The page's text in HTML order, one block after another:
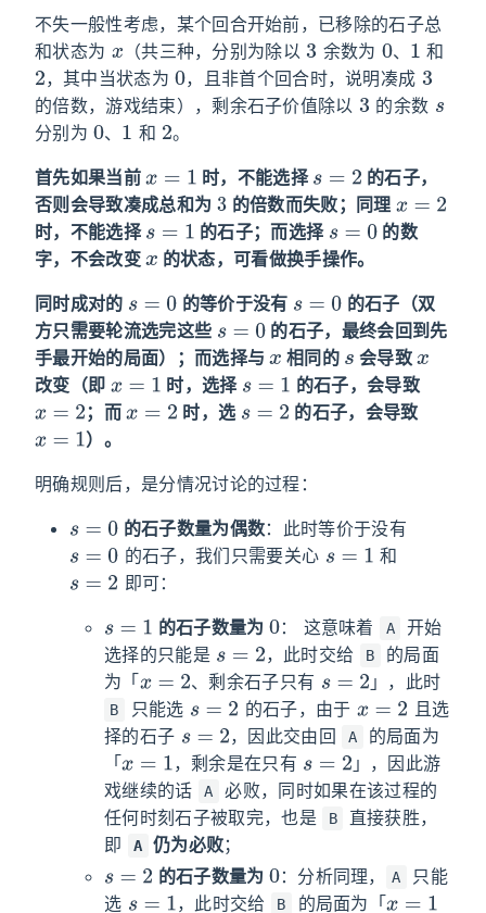
不失一般性考虑，某个回合开始前，已移除的石子总
和状态为 x （共三种，分别为除以 3 余数为 0、 1 和
2，其中当状态为0，且非首个回合时，说明凑成 3
的倍数，游戏结束），剩余石子价值除以 3 的余数 s
分别为0、 1 和 2。
首先如果当前x=1 时，不能选择 s =2
的石子，
否则会导致凑成总和为 3 的倍数而失败；同理 x=2
时，不能选择 s =1 的石子；而选择 s=0
的数
字，不会改变x 的状态，可看做换手操作。
同时成对的 s =0 的等价于没有 s =0
的石子（双
方只需要轮流选完这些 s=0
的石子，最终会回到先
手最开始的局面）；而选择与x 相同的 s 会导致x
改变（即 x=1 时，选择 s =1
的石子，会导致
x=2 ；而x=2 时，选 s=2
的石子，会导致
x=1 ）。
明确规则后，是分情况讨论的过程：
s =0 的石子数量为偶数：此时等价于没有
s=0 的石子，我们只需要关心 s=1
和
s=2
即可：
s =1 的石子数量为0： 这意味着 A
开始
选择的只能是 s=2 ，此时交给 B
的局面
为「 x=2 、剩余石子只有 s=2 」，此时
B 只能选 s=2 的石子，由于 x=2
且选
择的石子 s=2 ，因此交由回 A
的局面为
「x=1 ，剩余是在只有 s=2
」，因此游
戏继续的话
A
必败，同时如果在该过程的
任何时刻石子被取完，也是
B
直接获胜，
即
A 仍为必败；
s =2 的石子数量为0：分析同理， A
只能
选 s=1 ，此时交给 B 的局面为「x=1